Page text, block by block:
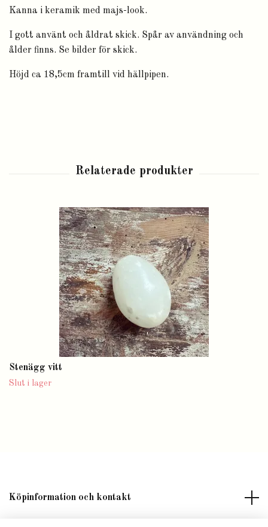
Kanna i keramik med majs-look.
I gott använt och åldrat skick. Spår av användning och
ålder finns. Se bilder för skick.
Höjd ca 18,5cm framtill vid hällpipen.
Stenägg vitt
Slut i lager
Köpinformation och kontakt